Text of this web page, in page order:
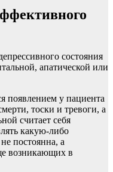
состояния
апатической или
появлением у пациента
тоски и тревоги, а
считает себя
какую-либо
постоянна, а
возникающих в